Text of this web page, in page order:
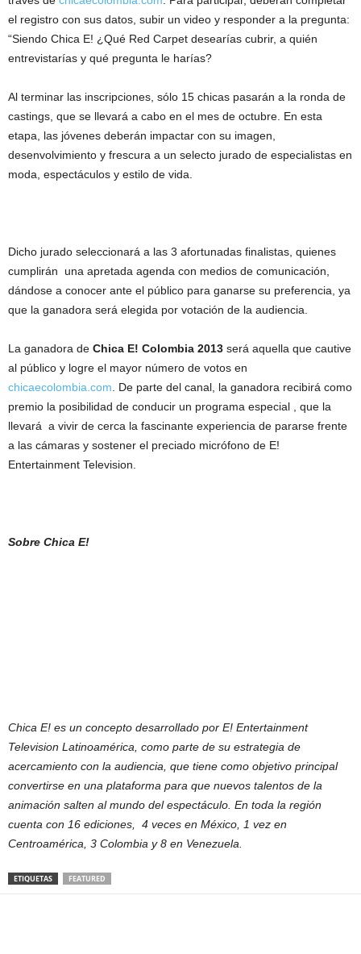
el registro con sus datos, subir un video y responder a la pregunta:
“Siendo Chica E! ¿Qué Red Carpet desearías cubrir, a quién
entrevistarías y qué pregunta le harías?
Al terminar las inscripciones, sólo 15 chicas pasarán a la ronda de
castings, que se llevará a cabo en el mes de octubre. En esta
etapa, las jóvenes deberán impactar con su imagen,
desenvolvimiento y frescura a un selecto jurado de especialistas en
moda, espectáculos y estilo de vida.
Dicho jurado seleccionará a las 3 afortunadas finalistas, quienes
cumplirán una apretada agenda con medios de comunicación,
dándose a conocer ante el público para ganarse su preferencia, ya
que la ganadora será elegida por votación de la audiencia.
La ganadora de Chica E! Colombia 2013 será aquella que cautive
al público y logre el mayor número de votos en
chicaecolombia.com . De parte del canal, la ganadora recibirá como
premio la posibilidad de conducir un programa especial , que la
llevará a vivir de cerca la fascinante experiencia de pararse frente
a las cámaras y sostener el preciado micrófono de E!
Entertainment Television.
Sobre Chica E!
Chica E! es un concepto desarrollado por E! Entertainment
Television Latinoamérica, como parte de su estrategia de
acercamiento con la audiencia, que tiene como objetivo principal
convertirse en una plataforma para que nuevos talentos de la
animación salten al mundo del espectáculo. En toda la región
cuenta con 16 ediciones, 4 veces en México, 1 vez en
Centroamérica, 3 Colombia y 8 en Venezuela.
ETIQUETAS FEATURED